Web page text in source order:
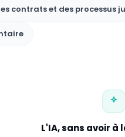
contrats et des processus
L'IA, sans avoir à